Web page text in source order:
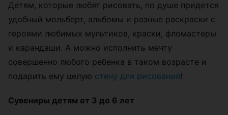
Детям, которые любят рисовать, по душе придется
удобный мольберт, альбомы и разные раскраски с
героями любимых мультиков, краски, фломастеры
и карандаши. А можно исполнить мечту
совершенно любого ребенка в таком возрасте и
подарить ему целую стену для рисования!
Сувениры детям от 3 до 6 лет